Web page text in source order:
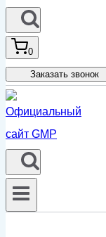
0
Заказать звонок